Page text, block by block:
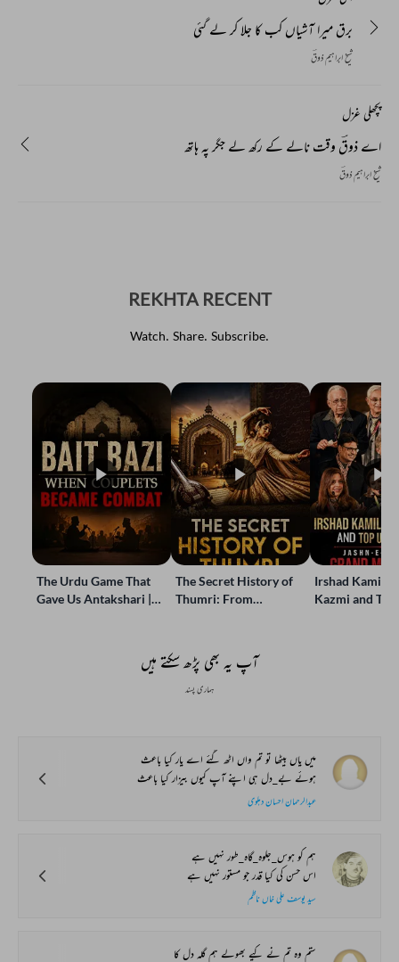
برق میرا آشیاں کب کا جلا کر لے گئی
شیخ ابراہیم ذوقؔ
پچھلی غزل
اے ذوقؔ وقت نالے کے رکھ لے جگر پہ ہاتھ
شیخ ابراہیم ذوقؔ
REKHTA RECENT
Watch. Share. Subscribe.
The Urdu Game That
Gave Us Antakshari |
The Secret History of
Thumri: From
Irshad Kamil,
Kazmi and
آپ یہ بھی پڑھ سکتے ہیں
ہماری پسند
میں یاں بیٹھا تو تم واں اٹھ گئے اے یار کیا باعث
ہوئے بے_دل ہی اپنے آپ کیوں بیزار کیا باعث
عبدالرحمان احسان دہلوی
ہم کو ہوس_جلوہ_گاہ_طور نہیں ہے
اس حسن کی کیا قدر جو مستور نہیں ہے
سید یوسف علی خاں ناظم
ستم وہ تم نے کیے بھولے ہم گلہ دل کا